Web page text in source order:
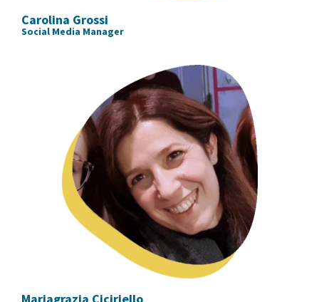
Carolina Grossi
Social Media Manager